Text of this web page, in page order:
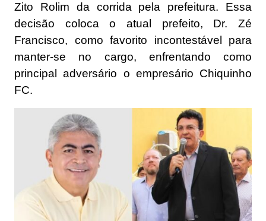
Zito Rolim da corrida pela prefeitura. Essa
decisão coloca o atual prefeito, Dr. Zé
Francisco, como favorito incontestável para
manter-se no cargo, enfrentando como
principal adversário o empresário Chiquinho
FC.